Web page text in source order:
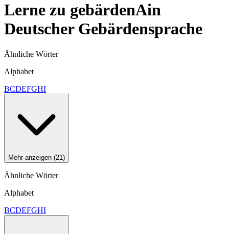
Lerne zu gebärdenAin
Deutscher Gebärdensprache
Ähnliche Wörter
Alphabet
BCDEFGHI
Mehr anzeigen (21)
Ähnliche Wörter
Alphabet
BCDEFGHI